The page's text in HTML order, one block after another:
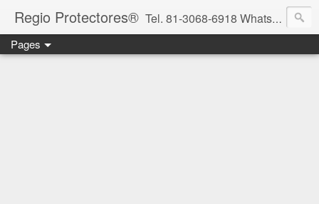
Regio Protectores® Tel. 81-3068-6918 WhatsApp 81-2636-2823 / 33-1145-3780 cotizacionregioprotectores@gmail.com / regioprotectores@gmail.com https://www.facebook.com/RegioProtectores/
Pages